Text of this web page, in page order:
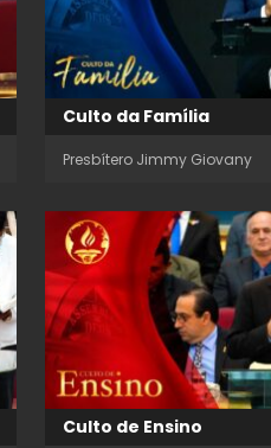
Culto da Família
Presbítero Jimmy Giovany
Culto de Ensino